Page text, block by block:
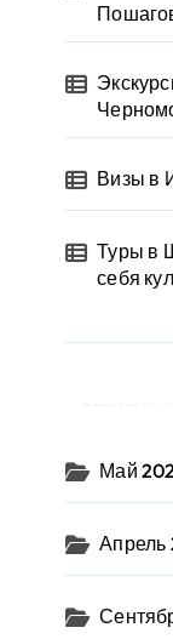
Визы в
Туры в
себя
Май
Апрель